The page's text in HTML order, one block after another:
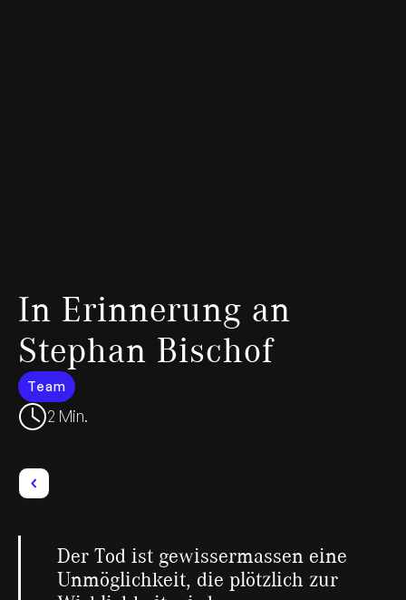
In Erinnerung an
Stephan Bischof
Team
2 Min.
Der Tod ist gewissermassen eine
Unmöglichkeit, die plötzlich zur